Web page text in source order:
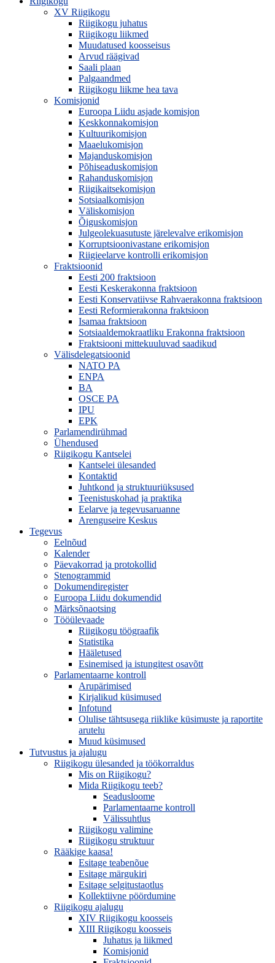
XV Riigikogu
Riigikogu juhatus
Riigikogu liikmed
Muudatused koosseisus
Arvud räägivad
Saali plaan
Palgaandmed
Riigikogu liikme hea tava
Komisjonid
Euroopa Liidu asjade komisjon
Keskkonnakomisjon
Kultuurikomisjon
Maaelukomisjon
Majanduskomisjon
Põhiseaduskomisjon
Rahanduskomisjon
Riigikaitsekomisjon
Sotsiaalkomisjon
Väliskomisjon
Õiguskomisjon
Julgeolekuasutuste järelevalve erikomisjon
Korruptsioonivastane erikomisjon
Riigieelarve kontrolli erikomisjon
Fraktsioonid
Eesti 200 fraktsioon
Eesti Keskerakonna fraktsioon
Eesti Konservatiivse Rahvaerakonna fraktsioon
Eesti Reformierakonna fraktsioon
Isamaa fraktsioon
Sotsiaaldemokraatliku Erakonna fraktsioon
Fraktsiooni mittekuuluvad saadikud
Välisdelegatsioonid
NATO PA
ENPA
BA
OSCE PA
IPU
EPK
Parlamendirühmad
Ühendused
Riigikogu Kantselei
Kantselei ülesanded
Kontaktid
Juhtkond ja struktuuriüksused
Teenistuskohad ja praktika
Eelarve ja tegevusaruanne
Arenguseire Keskus
Tegevus
Eelnõud
Kalender
Päevakorrad ja protokollid
Stenogrammid
Dokumendiregister
Euroopa Liidu dokumendid
Märksõnaotsing
Tööülevaade
Riigikogu töögraafik
Statistika
Hääletused
Esinemised ja istungitest osavõtt
Parlamentaarne kontroll
Arupärimised
Kirjalikud küsimused
Infotund
Olulise tähtsusega riiklike küsimuste ja raportite
arutelu
Muud küsimused
Tutvustus ja ajalugu
Riigikogu ülesanded ja töökorraldus
Mis on Riigikogu?
Mida Riigikogu teeb?
Seadusloome
Parlamentaarne kontroll
Välissuhtlus
Riigikogu valimine
Riigikogu struktuur
Rääkige kaasa!
Esitage teabenõue
Esitage märgukiri
Esitage selgitustaotlus
Kollektiivne pöördumine
Riigikogu ajalugu
XIV Riigikogu koosseis
XIII Riigikogu koosseis
Juhatus ja liikmed
Komisjonid